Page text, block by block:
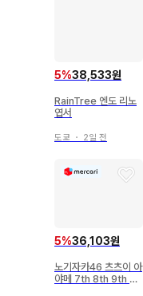
5%38,533원
RainTree 엔도 리노
엽서
도쿄 ・ 2일 전
5%36,103원
노기자카46 츠츠이 아
야메 7th 8th 9th An